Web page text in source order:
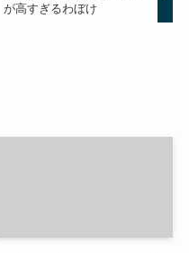
が高すぎるわぼけ